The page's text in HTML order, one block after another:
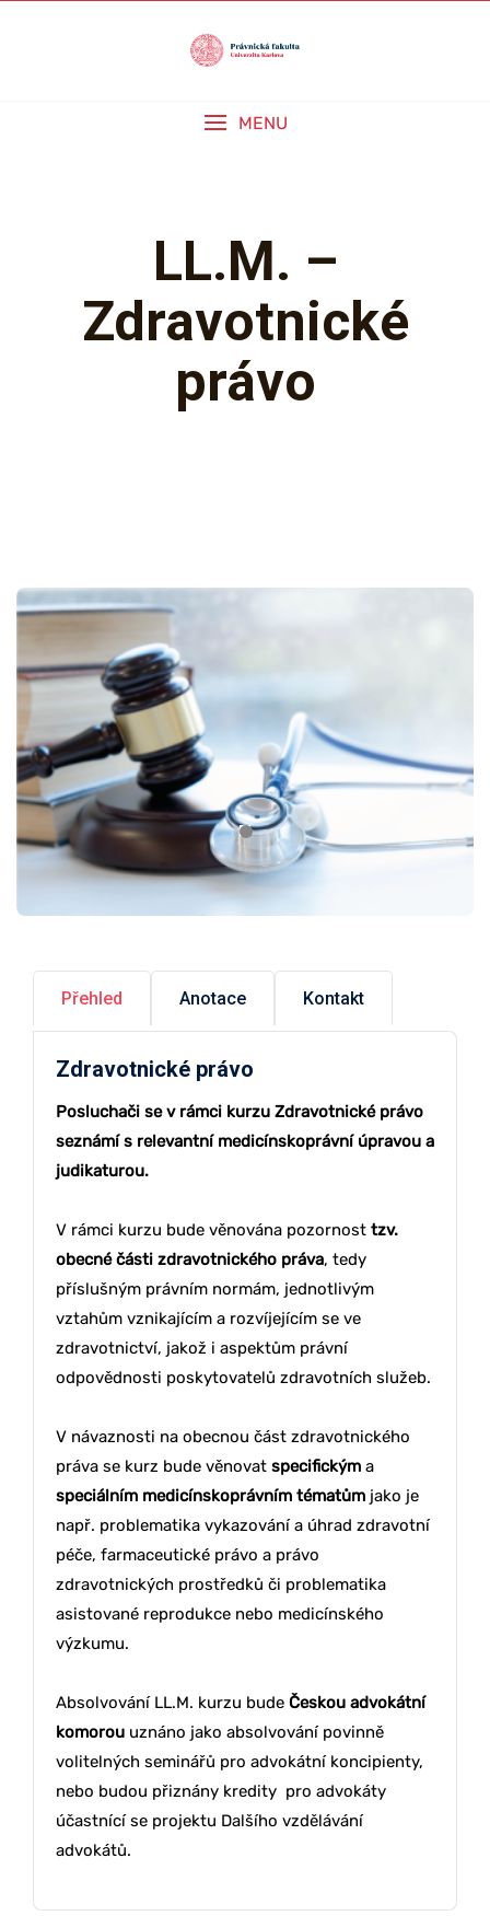
MENU
LL.M. –
Zdravotnické
právo
Přehled Anotace Kontakt
Zdravotnické právo
Posluchači se v rámci kurzu Zdravotnické právo
seznámí s relevantní medicínskoprávní úpravou a
judikaturou.
V rámci kurzu bude věnována pozornost tzv.
obecné části zdravotnického práva, tedy
příslušným právním normám, jednotlivým
vztahům vznikajícím a rozvíjejícím se ve
zdravotnictví, jakož i aspektům právní
odpovědnosti poskytovatelů zdravotních služeb.
V návaznosti na obecnou část zdravotnického
práva se kurz bude věnovat specifickým a
speciálním medicínskoprávním tématům jako je
např. problematika vykazování a úhrad zdravotní
péče, farmaceutické právo a právo
zdravotnických prostředků či problematika
asistované reprodukce nebo medicínského
výzkumu.
Absolvování LL.M. kurzu bude Českou advokátní
komorou uznáno jako absolvování povinně
volitelných seminářů pro advokátní koncipienty,
nebo budou přiznány kredity pro advokáty
účastnící se projektu Dalšího vzdělávání
advokátů.